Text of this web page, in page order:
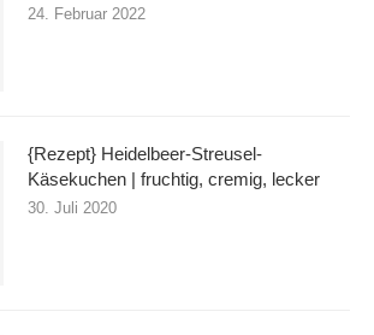
24. Februar 2022
{Rezept} Heidelbeer-Streusel-
Käsekuchen | fruchtig, cremig, lecker
30. Juli 2020